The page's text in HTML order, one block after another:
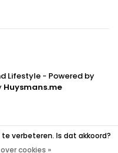
Lifestyle - Powered by
Huysmans.me
verbeteren. Is dat akkoord?
cookies »